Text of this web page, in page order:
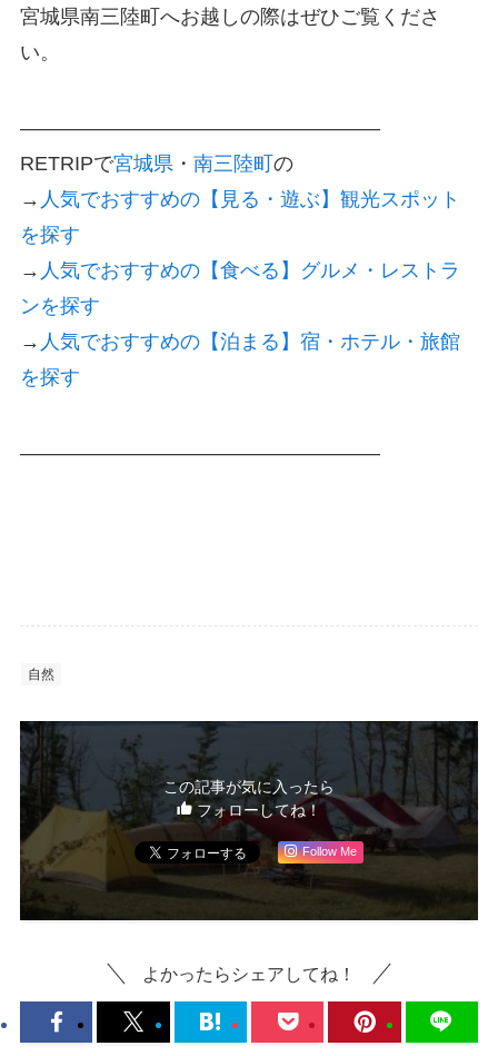
宮城県南三陸町へお越しの際はぜひご覧くださ
い。
——————————————————
RETRIPで宮城県 ・ 南三陸町の
→ 人気でおすすめの【見る・遊ぶ】観光スポット
を探す
→ 人気でおすすめの【食べる】グルメ・レストラ
ンを探す
→ 人気でおすすめの【泊まる】宿・ホテル・旅館
を探す
——————————————————
自然
この記事が気に入ったら
フォローしてね！
Follow Me
よかったらシェアしてね！